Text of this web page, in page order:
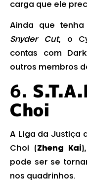
carga que ele
Ainda que
Snyder Cut, o
contas com
outros membros
6.
Choi
A Liga da Justiça
Choi (Zheng Kai
pode ser se
nos quadrinhos.